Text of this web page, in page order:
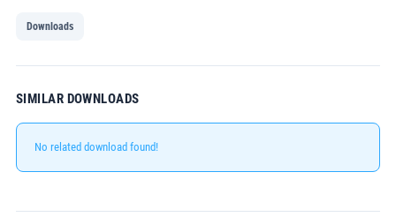
Downloads
SIMILAR DOWNLOADS
No related download found!